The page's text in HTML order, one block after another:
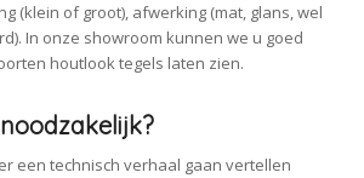
(klein of groot), afwerking (mat, glans, wel
In onze showroom kunnen we u goed
houtlook tegels laten zien.
een technisch verhaal gaan vertellen